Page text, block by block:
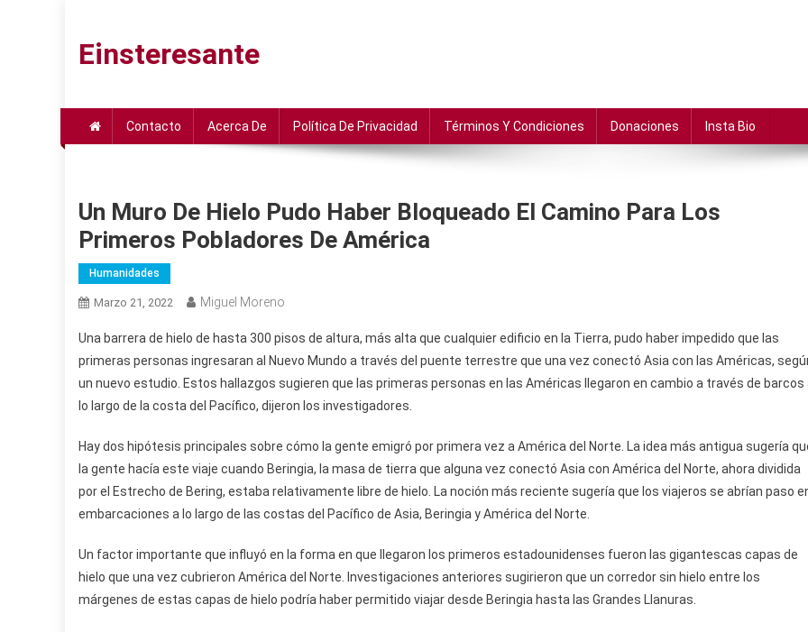
contenido
Einsteresante
Contacto Acerca De Política De Privacidad Términos Y Condiciones Donaciones Insta Bio
Un Muro De Hielo Pudo Haber Bloqueado El Camino Para Los
Primeros Pobladores De América
Humanidades
Marzo 21, 2022 Miguel Moreno
Una barrera de hielo de hasta 300 pisos de altura, más alta que cualquier edificio en la Tierra, pudo haber impedido que las
primeras personas ingresaran al Nuevo Mundo a través del puente terrestre que una vez conectó Asia con las Américas,
un nuevo estudio. Estos hallazgos sugieren que las primeras personas en las Américas llegaron en cambio a través de barcos
lo largo de la costa del Pacífico, dijeron los investigadores.
Hay dos hipótesis principales sobre cómo la gente emigró por primera vez a América del Norte. La idea más antigua sugería
la gente hacía este viaje cuando Beringia, la masa de tierra que alguna vez conectó Asia con América del Norte, ahora dividida
por el Estrecho de Bering, estaba relativamente libre de hielo. La noción más reciente sugería que los viajeros se abrían paso
embarcaciones a lo largo de las costas del Pacífico de Asia, Beringia y América del Norte.
Un factor importante que influyó en la forma en que llegaron los primeros estadounidenses fueron las gigantescas capas de
hielo que una vez cubrieron América del Norte. Investigaciones anteriores sugirieron que un corredor sin hielo entre los
márgenes de estas capas de hielo podría haber permitido viajar desde Beringia hasta las Grandes Llanuras.